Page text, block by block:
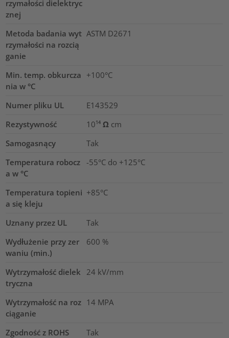
rzymałości dielektryc
znej
Metoda badania wyt
rzymałości na rozcią
ganie
ASTM D2671
Min. temp. obkurcza
nia w °C
+100°C
Numer pliku UL
E143529
Rezystywność
10¹⁴ Ω cm
Samogasnący
Tak
Temperatura robocz
a w °C
-55°C do +125°C
Temperatura topieni
a się kleju
+85°C
Uznany przez UL
Tak
Wydłużenie przy zer
waniu (min.)
600 %
Wytrzymałość dielek
tryczna
24 kV/mm
Wytrzymałość na roz
ciąganie
14 MPA
Zgodność z ROHS Tak